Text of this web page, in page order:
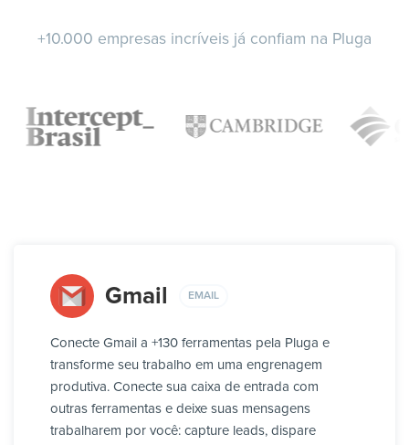
+10.000 empresas incríveis já confiam na Pluga
Gmail EMAIL
Conecte Gmail a +130 ferramentas pela Pluga e
transforme seu trabalho em uma engrenagem
produtiva. Conecte sua caixa de entrada com
outras ferramentas e deixe suas mensagens
trabalharem por você: capture leads, dispare